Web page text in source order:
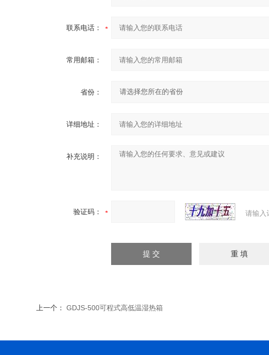
联系电话：
常用邮箱：
省份：
详细地址：
补充说明：
验证码： 请输入
上一个： GDJS-500可程式高低温湿热箱